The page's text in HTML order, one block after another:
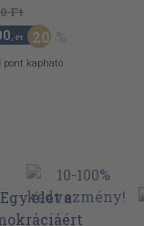
Ft
,-Ft 20
pont kapható